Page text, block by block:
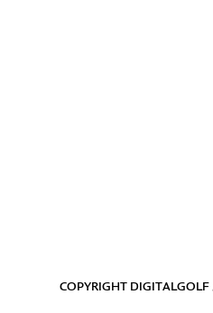
COPYRIGHT